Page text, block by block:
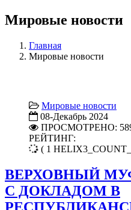
Мировые новости
Главная
Мировые новости
Мировые новости
08-Декабрь 2024
ПРОСМОТРЕНО:
РЕЙТИНГ:
( 1
ВЕРХОВНЫЙ
С ДОКЛАДОМ В